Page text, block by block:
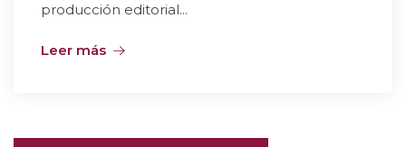
producción editorial...
Leer más